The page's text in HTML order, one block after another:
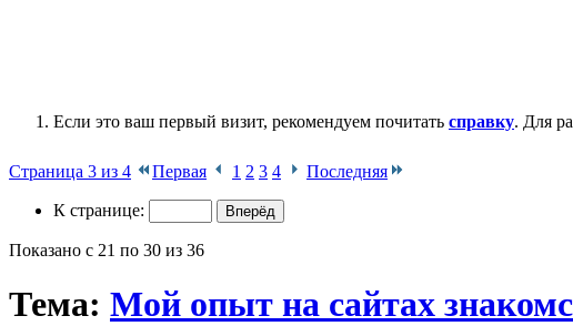
Если это ваш первый визит, рекомендуем почитать справку. Для
Страница 3 из 4 Первая 1 2 3 4 Последняя
К странице:
Показано с 21 по 30 из 36
Тема: Мой опыт на сайтах